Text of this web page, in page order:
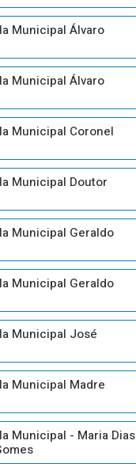
Municipal Álvaro
Municipal Álvaro
Municipal Coronel
Municipal Doutor
Municipal Geraldo
Municipal Geraldo
Municipal José
Municipal Madre
Municipal - Maria Dias